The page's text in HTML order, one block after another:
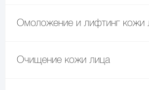
Омоложение и лифтинг кожи
Очищение кожи лица